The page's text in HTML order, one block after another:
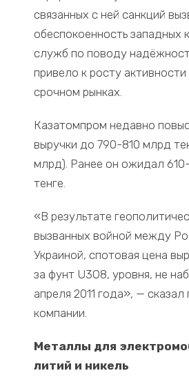
связанных с ней санкций
обеспокоенность западных
служб по поводу
привело к росту
срочном рынках.
Казатомпром недавно
выручки до 790-810 млрд
млрд). Ранее он ожидал
тенге.
«В результате
вызванных войной между
Украиной, спотовая цена
за фунт U3O8, уровня, не
апреля 2011 года», —
компании.
Металлы для
литий и никель